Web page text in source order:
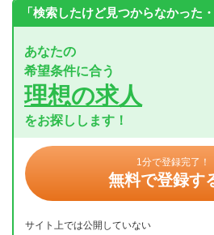
「検索したけど見つからなかった・
あなたの
希望条件に合う
理想の求人
をお探しします！
1分で登録完了！
無料で登録す
サイト上では公開していない